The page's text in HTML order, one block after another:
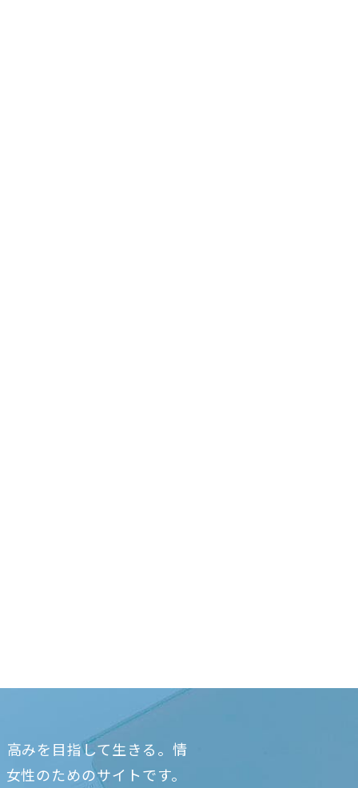
みを目指して生きる。情
性のためのサイトです。